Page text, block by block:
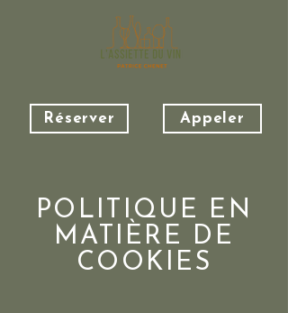
Réserver Appeler
POLITIQUE EN
MATIÈRE DE
COOKIES